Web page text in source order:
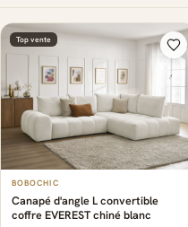
Top vente
BOBOCHIC
Canapé d'angle L convertible
coffre EVEREST chiné blanc